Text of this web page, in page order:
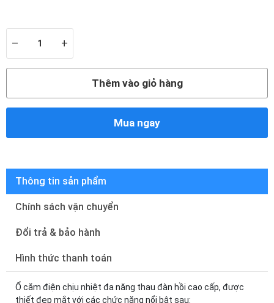
– +
Thêm vào giỏ hàng
Mua ngay
Thông tin sản phẩm
Chính sách vận chuyển
Đổi trả & bảo hành
Hình thức thanh toán
Ổ cắm điện chịu nhiệt đa năng thau đàn hồi cao cấp, được
thiết đẹp mắt với các chức năng nổi bật sau: